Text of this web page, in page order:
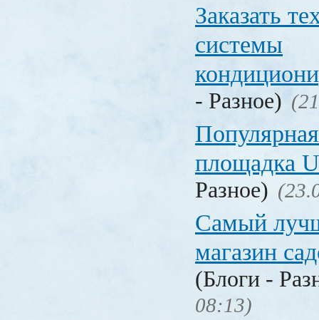
Заказать
системы
- Разное)
площадка
Разное)
Самый
магазин
(Блоги -
08:13)